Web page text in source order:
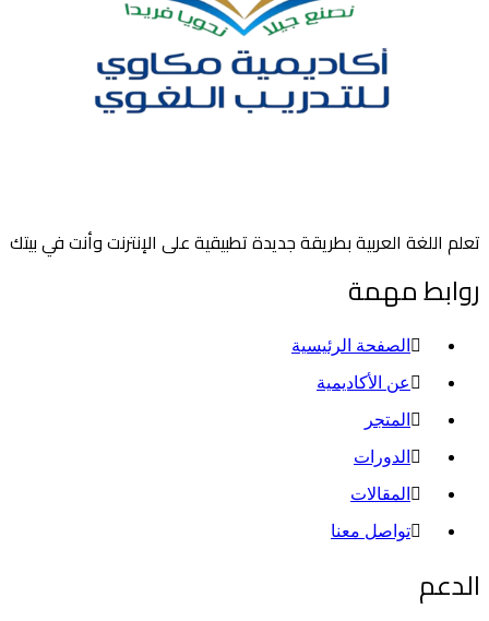
تعلم اللغة العربية بطريقة جديدة تطبيقية على الإنترنت وأنت في بيتك
روابط مهمة
الصفحة الرئيسية
عن الأكاديمية
المتجر
الدورات
المقالات
تواصل معنا
الدعم